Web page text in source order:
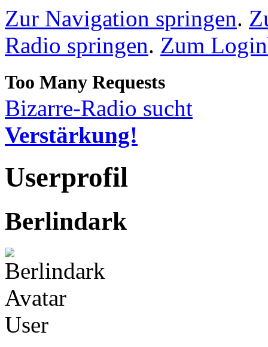
Zur Navigation springen.
Radio springen. Zum
Bizarre-Radio sucht
Verstärkung!
Userprofil
Berlindark
User